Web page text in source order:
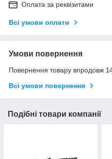
Оплата за реквізитами
Всі умови оплати
Умови повернення
Повернення товару впродовж
Всі умови повернення
Подібні товари компанії